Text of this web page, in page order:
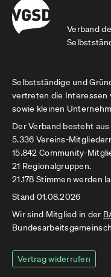
Verband
Selbstständige und
vertreten die Interessen
sowie kleinen
Der Verband besteht aus
5.336 Vereins-
15.842 Community-
21 Regionalgruppen.
21.178 Stimmen werden
Stand 01.08.2026
Wir sind Mitglied in der
Vertrag widerrufen